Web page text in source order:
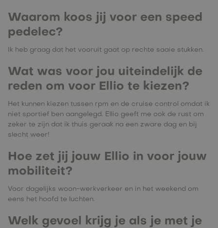
Waarom koos jij voor een speed
pedelec?
Ik heb graag dat het vooruit gaat op rechte saaie stukken.
Wat was voor jou uiteindelijk de
reden om voor Ellio te kiezen?
Het kunnen kiezen tussen rpm en de cruise control omdat ik
niet sportief ben aangelegd. Ellio geeft me ook de rust om
zeker te zijn dat ik thuis geraak na een zware dag en bij
slecht weer!
Hoe zet jij jouw Ellio in voor jouw
mobiliteit?
Voor dagelijks woon-werkverkeer en in het weekend om
eens het hoofd te luchten.
Welk gevoel krijg je als je met je